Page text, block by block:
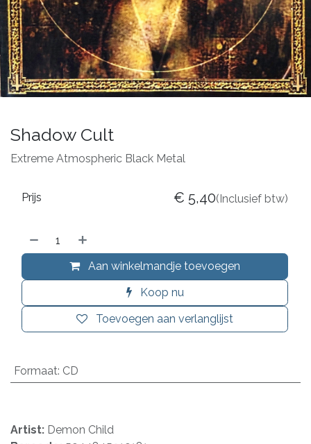
Shadow Cult
Extreme Atmospheric Black Metal
Aan winkelmandje toevoegen
Koop nu
Toevoegen aan verlanglijst
Prijs € 5,40(Inclusief btw)
Formaat: CD
Artist: Demon Child